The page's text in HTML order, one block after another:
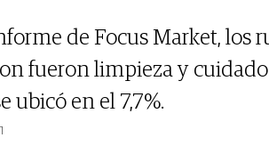
de Focus Market, los
fueron limpieza y
ubicó en el 7,7%.